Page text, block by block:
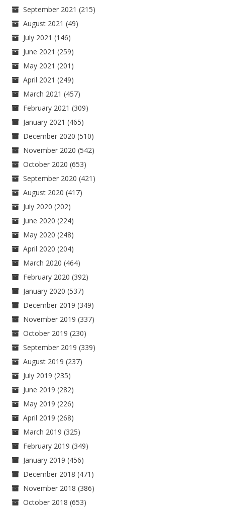
September 2021 (215)
August 2021 (49)
July 2021 (146)
June 2021 (259)
May 2021 (201)
April 2021 (249)
March 2021 (457)
February 2021 (309)
January 2021 (465)
December 2020 (510)
November 2020 (542)
October 2020 (653)
September 2020 (421)
August 2020 (417)
July 2020 (202)
June 2020 (224)
May 2020 (248)
April 2020 (204)
March 2020 (464)
February 2020 (392)
January 2020 (537)
December 2019 (349)
November 2019 (337)
October 2019 (230)
September 2019 (339)
August 2019 (237)
July 2019 (235)
June 2019 (282)
May 2019 (226)
April 2019 (268)
March 2019 (325)
February 2019 (349)
January 2019 (456)
December 2018 (471)
November 2018 (386)
October 2018 (653)